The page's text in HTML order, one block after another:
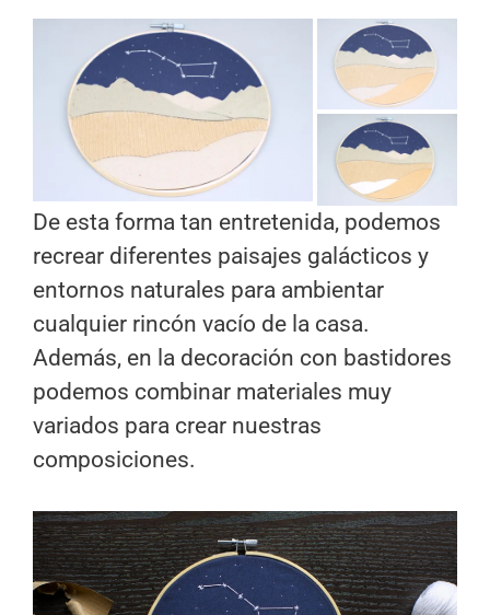
De esta forma tan entretenida, podemos
recrear diferentes paisajes galácticos y
entornos naturales para ambientar
cualquier rincón vacío de la casa.
Además, en la decoración con bastidores
podemos combinar materiales muy
variados para crear nuestras
composiciones.